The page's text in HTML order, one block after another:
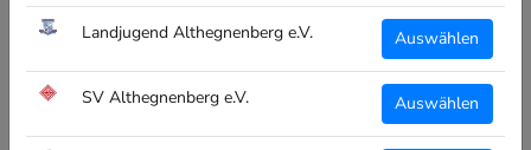
Landjugend Althegnenberg e.V. Auswählen
SV Althegnenberg e.V. Auswählen